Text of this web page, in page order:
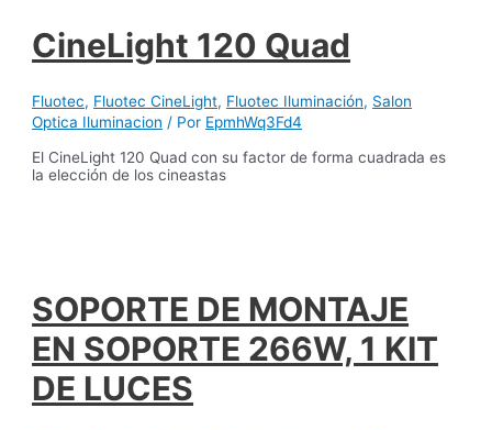
CineLight 120 Quad
Fluotec, Fluotec CineLight, Fluotec Iluminación, Salon
Optica Iluminacion / Por EpmhWq3Fd4
El CineLight 120 Quad con su factor de forma cuadrada es
la elección de los cineastas
SOPORTE DE MONTAJE
EN SOPORTE 266W, 1 KIT
DE LUCES